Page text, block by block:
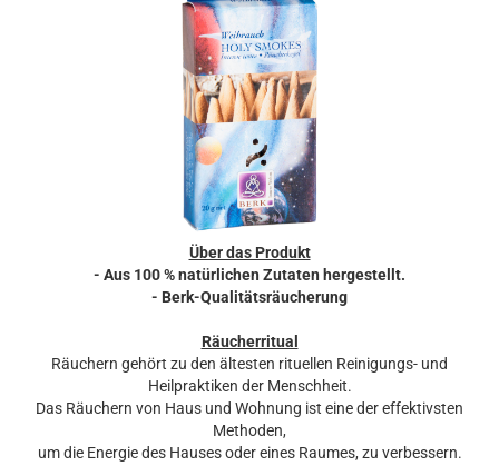
Über das Produkt
- Aus 100 % natürlichen Zutaten hergestellt.
- Berk-Qualitätsräucherung
Räucherritual
Räuchern gehört zu den ältesten rituellen Reinigungs- und
Heilpraktiken der Menschheit.
Das Räuchern von Haus und Wohnung ist eine der effektivsten
Methoden,
um die Energie des Hauses oder eines Raumes, zu verbessern.